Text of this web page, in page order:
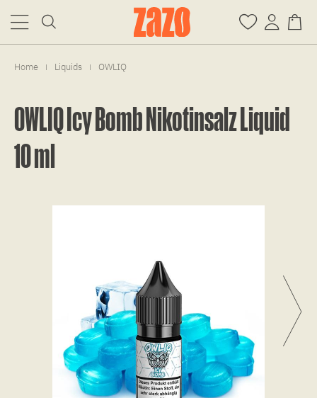
Home | Liquids | OWLIQ
OWLIQ Icy Bomb Nikotinsalz Liquid
10 ml